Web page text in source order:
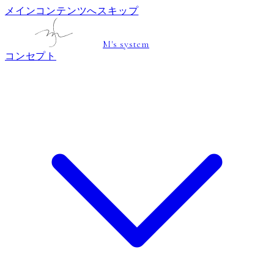
メインコンテンツへスキップ
M's system
コンセプト